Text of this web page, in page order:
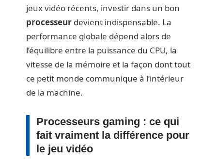
jeux vidéo récents, investir dans un bon
processeur devient indispensable. La
performance globale dépend alors de
l’équilibre entre la puissance du CPU, la
vitesse de la mémoire et la façon dont tout
ce petit monde communique à l’intérieur
de la machine.
Processeurs gaming : ce qui
fait vraiment la différence pour
le jeu vidéo